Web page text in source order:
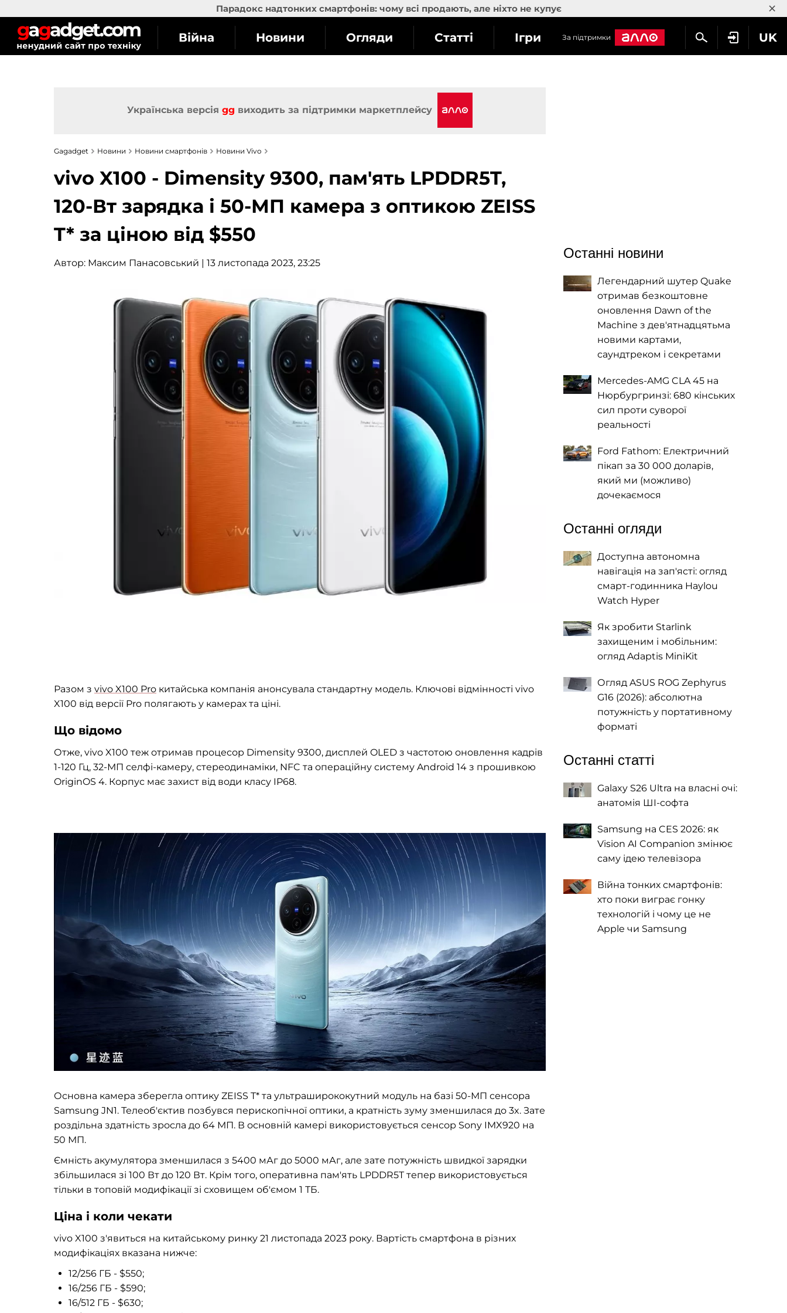
Парадокс надтонких смартфонів: чому всі продають, але ніхто не купує ×
UK
Війна Новини Огляди Статті Ігри За підтримки
Українська версія gg виходить за підтримки маркетплейсу
Gagadget Новини Новини смартфонів Новини Vivo
vivo X100 - Dimensity 9300, пам'ять LPDDR5T,
120-Вт зарядка і 50-МП камера з оптикою ZEISS
T* за ціною від $550
Автор: Максим Панасовський | 13 листопада 2023, 23:25
Разом з vivo X100 Pro китайська компанія анонсувала стандартну модель. Ключові відмінності vivo
X100 від версії Pro полягають у камерах та ціні.
Що відомо
Отже, vivo X100 теж отримав процесор Dimensity 9300, дисплей OLED з частотою оновлення кадрів
1-120 Гц, 32-МП селфі-камеру, стереодинаміки, NFC та операційну систему Android 14 з прошивкою
OriginOS 4. Корпус має захист від води класу IP68.
Основна камера зберегла оптику ZEISS T* та ультраширококутний модуль на базі 50-МП сенсора
Samsung JN1. Телеоб'єктив позбувся перископічної оптики, а кратність зуму зменшилася до 3x. Зате
роздільна здатність зросла до 64 МП. В основній камері використовується сенсор Sony IMX920 на
50 МП.
Ємність акумулятора зменшилася з 5400 мАг до 5000 мАг, але зате потужність швидкої зарядки
збільшилася зі 100 Вт до 120 Вт. Крім того, оперативна пам'ять LPDDR5T тепер використовується
тільки в топовій модифікації зі сховищем об'ємом 1 ТБ.
Ціна і коли чекати
vivo X100 з'явиться на китайському ринку 21 листопада 2023 року. Вартість смартфона в різних
модифікаціях вказана нижче:
12/256 ГБ - $550;
16/256 ГБ - $590;
16/512 ГБ - $630;
Останні новини
Легендарний шутер Quake
отримав безкоштовне
оновлення Dawn of the
Machine з дев'ятнадцятьма
новими картами,
саундтреком і секретами
Mercedes-AMG CLA 45 на
Нюрбургринзі: 680 кінських
сил проти суворої
реальності
Ford Fathom: Електричний
пікап за 30 000 доларів,
який ми (можливо)
дочекаємося
Останні огляди
Доступна автономна
навігація на зап'ясті: огляд
смарт-годинника Haylou
Watch Hyper
Як зробити Starlink
захищеним і мобільним:
огляд Adaptis MiniKit
Огляд ASUS ROG Zephyrus
G16 (2026): абсолютна
потужність у портативному
форматі
Останні статті
Galaxy S26 Ultra на власні очі:
анатомія ШІ-софта
Samsung на CES 2026: як
Vision AI Companion змінює
саму ідею телевізора
Війна тонких смартфонів:
хто поки виграє гонку
технологій і чому це не
Apple чи Samsung